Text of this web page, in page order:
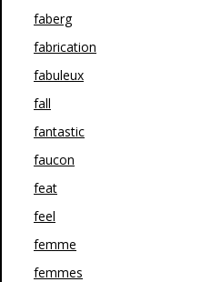
faberg
fabrication
fabuleux
fall
fantastic
faucon
feat
feel
femme
femmes